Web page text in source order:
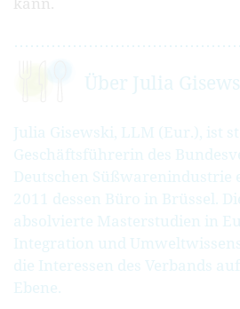
Über Julia
Julia Gisewski, LLM (Eur.), ist
Geschäftsführerin des
Deutschen Süßwarenindustrie
2011 dessen Büro in Brüssel.
absolvierte Masterstudien in
Integration und
die Interessen des Verbands
Ebene.